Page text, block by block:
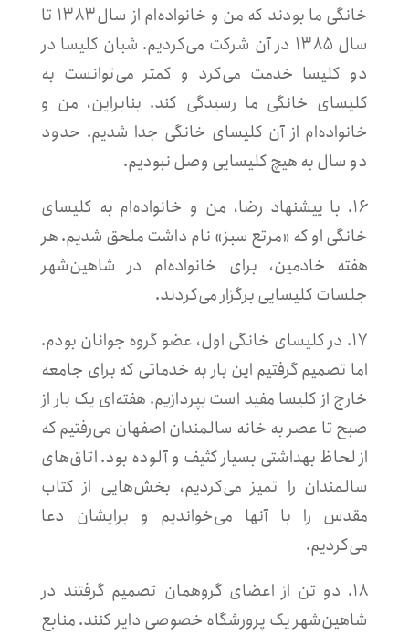
خانگی ما بودند که من و خانواده‌ام از سال ۱۳۸۳ تا
سال ۱۳۸۵ در آن شرکت می‌کردیم. شبان کلیسا در
دو کلیسا خدمت می‌کرد و کمتر می‌توانست به
کلیسای خانگی ما رسیدگی کند. بنابراین، من و
خانواده‌ام از آن کلیسای خانگی جدا شدیم. حدود
دو سال به هیچ کلیسایی وصل نبودیم.
۱۶. با پیشنهاد رضا، من و خانواده‌ام به کلیسای
خانگی او که «مرتع سبز» نام داشت ملحق شدیم. هر
هفته خادمین، برای خانواده‌ام در شاهین‌شهر
جلسات کلیسایی برگزار می‌کردند.
۱۷. در کلیسای خانگی اول، عضو گروه جوانان بودم.
اما تصمیم گرفتیم این بار به خدماتی که برای جامعه
خارج از کلیسا مفید است بپردازیم. هفته‌ای یک بار از
صبح تا عصر به خانه سالمندان اصفهان می‌رفتیم که
از لحاظ بهداشتی بسیار کثیف و آلوده بود. اتاق‌های
سالمندان را تمیز می‌کردیم، بخش‌هایی از کتاب
مقدس را با آنها می‌خواندیم و برایشان دعا
می‌کردیم.
۱۸. دو تن از اعضای گروهمان تصمیم گرفتند در
شاهین‌شهر یک پرورشگاه خصوصی دایر کنند. منابع